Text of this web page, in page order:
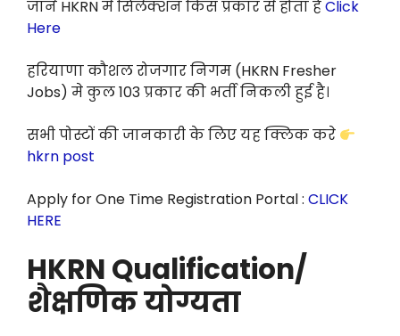
जाने HKRN मे सिलेक्शन किस प्रकार से होता हैClick
Here
हरियाणा कौशल रोजगार निगम (HKRN Fresher
Jobs) मे कुल 103 प्रकार की भर्ती निकली हुई है।
सभी पोस्टों की जानकारी के लिए यह क्लिक करे
hkrn post
Apply for One Time Registration Portal : CLICK
HERE
HKRN Qualification/
शैक्षणिक योग्यता